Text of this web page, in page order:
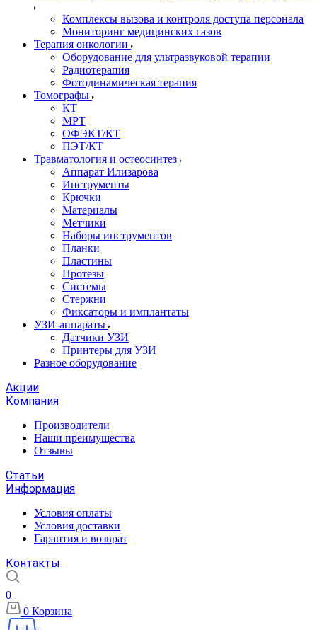
Комплексы вызова и контроля доступа персонала
Мониторинг медицинских газов
Терапия онкологии
Оборудование для ультразвуковой терапии
Радиотерапия
Фотодинамическая терапия
Томографы
КТ
МРТ
ОФЭКТ/КТ
ПЭТ/КТ
Травматология и остеосинтез
Аппарат Илизарова
Инструменты
Крючки
Материалы
Метчики
Наборы инструментов
Планки
Пластины
Протезы
Системы
Стержни
Фиксаторы и имплантаты
УЗИ-аппараты
Датчики УЗИ
Принтеры для УЗИ
Разное оборудование
Акции
Компания
Производители
Наши преимущества
Отзывы
Статьи
Информация
Условия оплаты
Условия доставки
Гарантия и возврат
Контакты
0
0 Корзина